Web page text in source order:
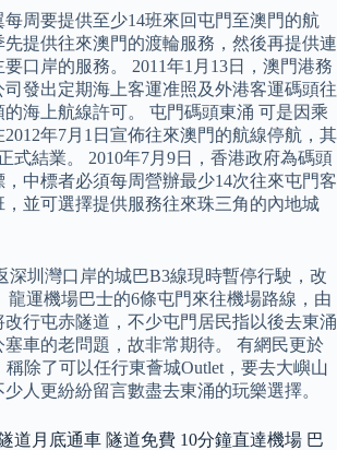
周要提供至少14班來回屯門至澳門的航
先提供往來澳門的渡輪服務，然後再提供連
口岸的服務。 2011年1月13日，澳門港務
司發出定期海上客運准照及外港客運碼頭往
海上航線許可。 屯門碼頭東涌 可是因乘
年7月1日宣佈往來澳門的航線停航，其
式結業。 2010年7月9日，香港政府為碼頭
中標者必須每周營辦最少14次往來屯門客
並可選擇提供服務往來珠三角的內地城
深圳灣口岸的城巴B3線現時暫停行駛，改
龍運機場巴士的6條屯門來往機場路線，由
改行屯赤隧道，不少屯門居民指以後去東涌
車的老問題，故非常期待。 有網民更於
除了可以任行東薈城Outlet，要去大嶼山
人更紛紛留言數盡去東涌的玩樂選擇。
道月底通車 隧道免費 10分鐘直達機場 巴